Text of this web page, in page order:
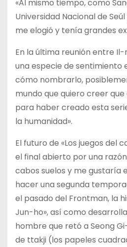
«Al mismo tiempo, como
Universidad Nacional de
me elogió y tenía grandes
En la última reunión entre Il-
una especie de sentimiento
cómo nombrarlo,
mundo que quiero creer que
para haber creado esta
la humanidad».
El futuro de «Los juegos del
el final abierto por una
cabos suelos y me gustaría
hacer una segunda
el pasado del Frontman, la
Jun-ho», así como
hombre que retó a Seong
de ttakji (los papeles